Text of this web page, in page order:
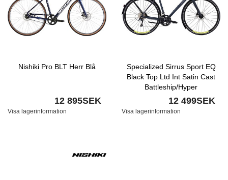
Nishiki Pro BLT Herr Blå
12 895SEK
Visa lagerinformation
Specialized Sirrus Sport EQ
Black Top Ltd Int Satin Cast
Battleship/Hyper
12 499SEK
Visa lagerinformation